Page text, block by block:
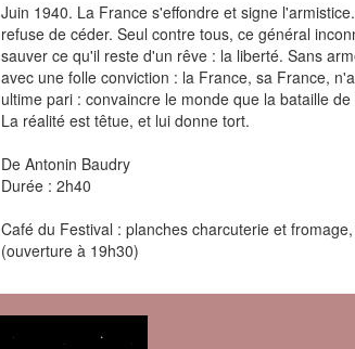
Juin 1940. La France s'effondre et signe
refuse de céder. Seul contre tous, ce général
sauver ce qu'il reste d'un rêve : la liberté. Sans
avec une folle conviction : la France, sa France,
ultime pari : convaincre le monde que la bataille
La réalité est têtue, et lui donne tort.
De Antonin Baudry
Durée : 2h40
Café du Festival : planches charcuterie et
(ouverture à 19h30)